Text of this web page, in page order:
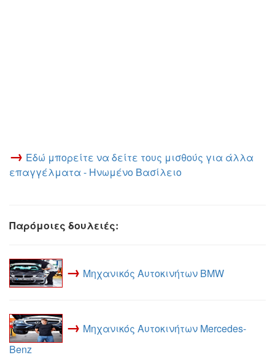
→ Εδώ μπορείτε να δείτε τους μισθούς για άλλα
επαγγέλματα - Ηνωμένο Βασίλειο
Παρόμοιες δουλειές:
→ Μηχανικός Αυτοκινήτων BMW
→ Μηχανικός Αυτοκινήτων Mercedes-
Benz